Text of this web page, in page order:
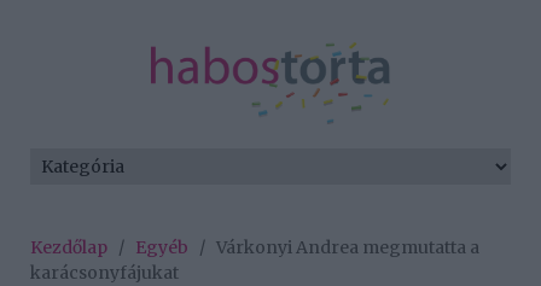
Kezdőlap / Egyéb / Várkonyi Andrea megmutatta a
karácsonyfájukat